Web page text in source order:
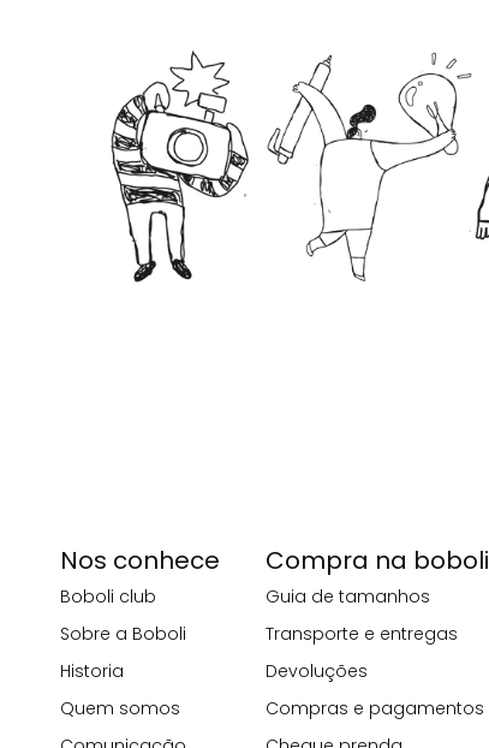
Nos conhece
Boboli club
Sobre a Boboli
Historia
Quem somos
Compra na boboli
Guia de tamanhos
Transporte e entregas
Devoluções
Compras e pagamentos